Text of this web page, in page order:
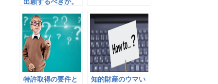
明・すべきでない
発明～
特許取得の要件と
知的財産のウマい